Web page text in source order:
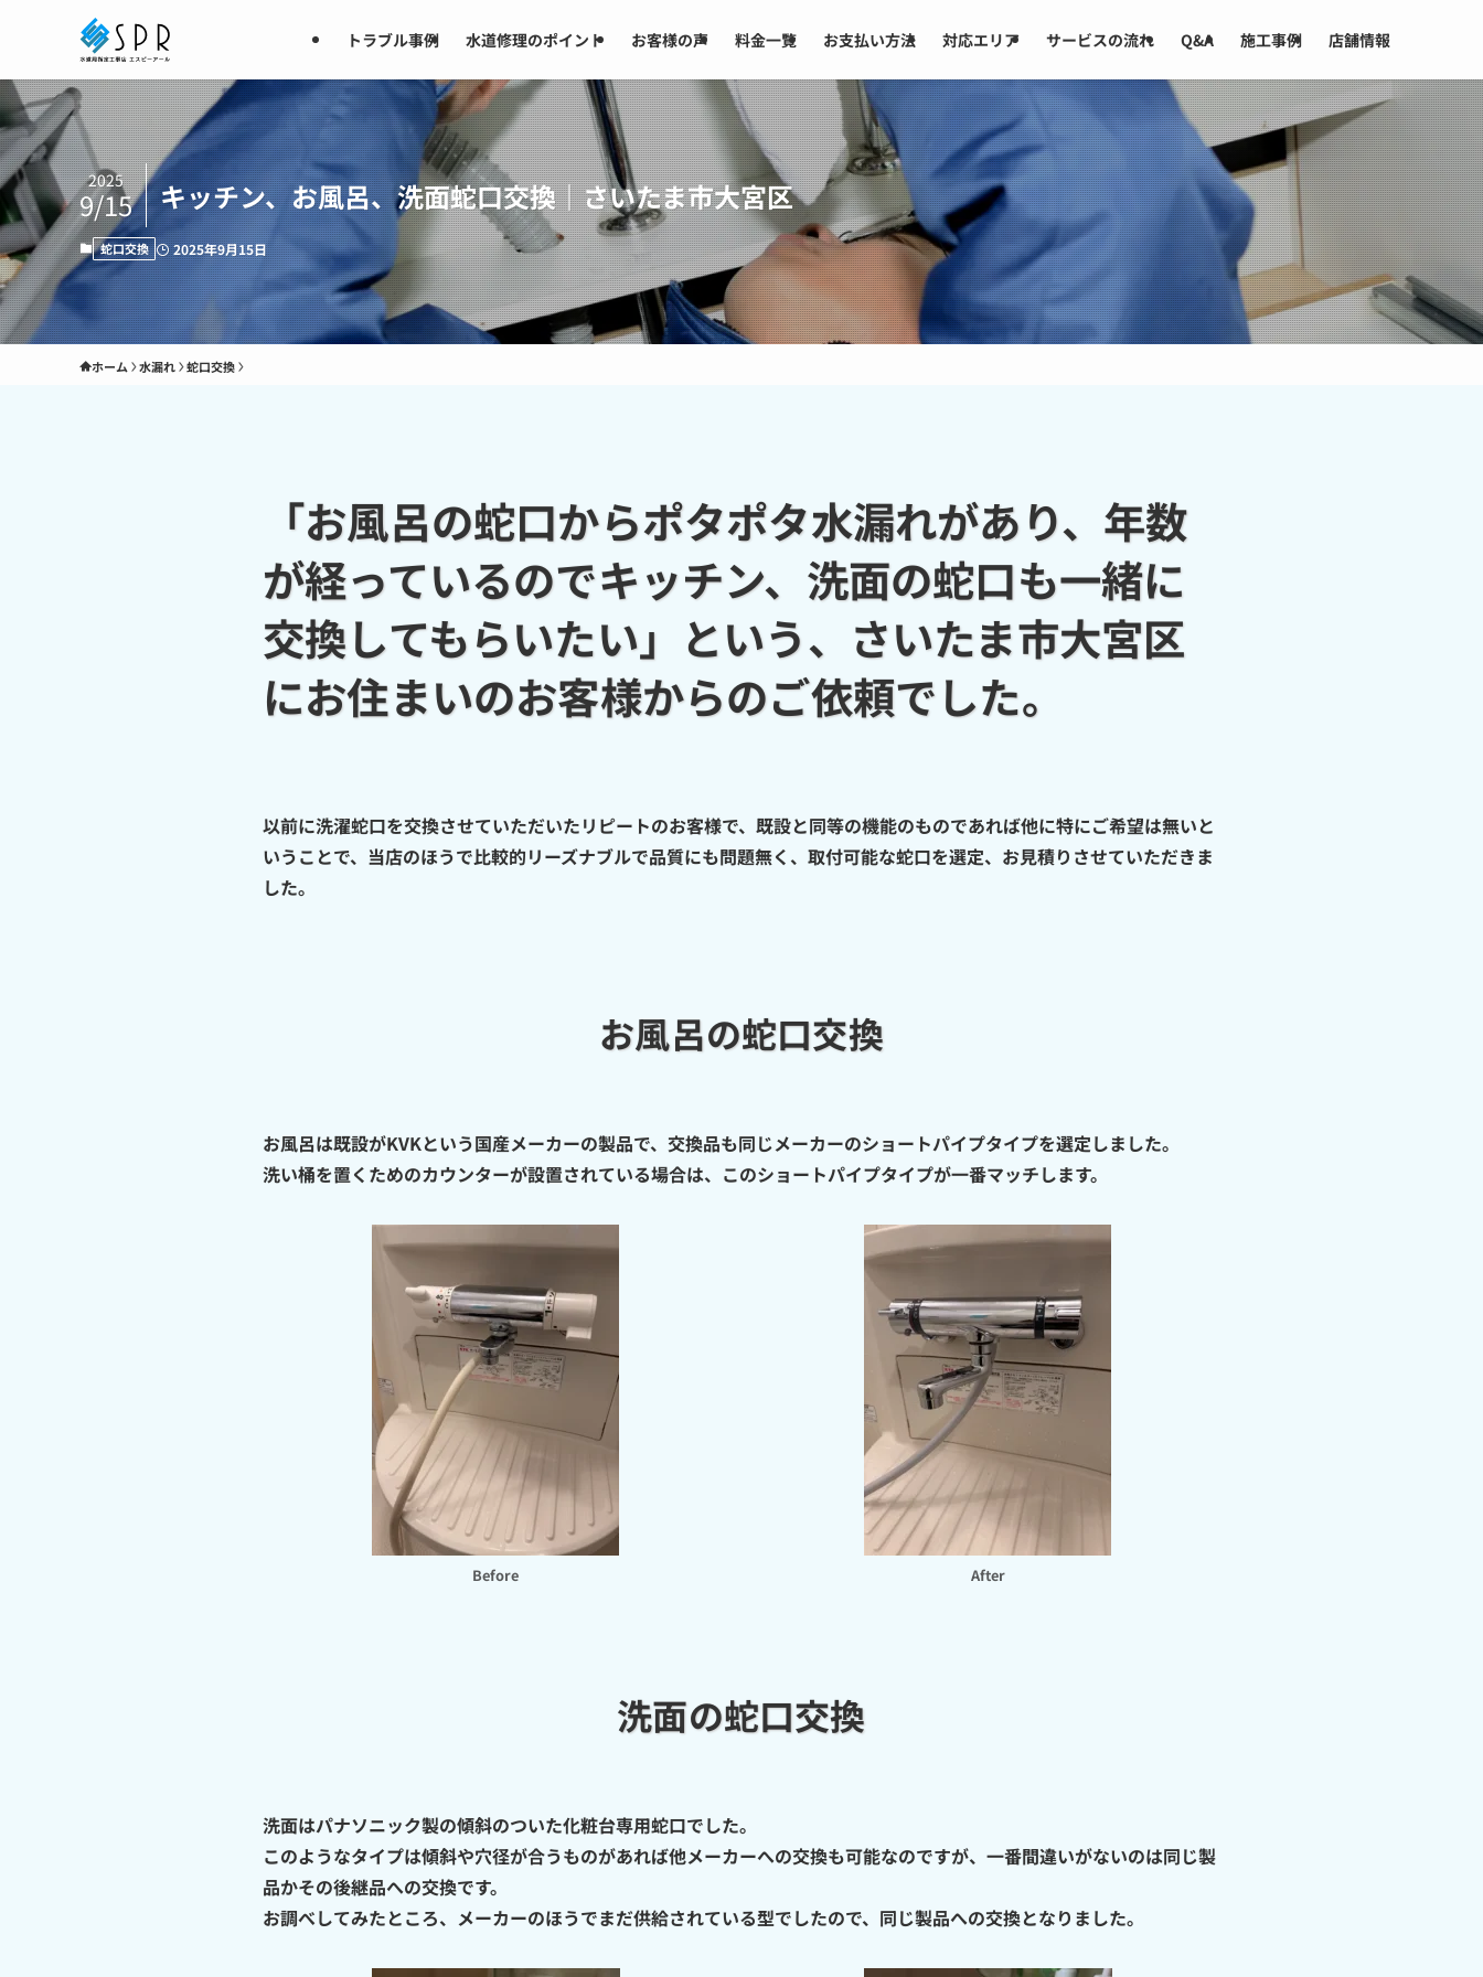
トラブル事例 水道修理のポイント お客様の声 料金一覧 お支払い方法 対応エリア サービスの流れ Q&A 施工事例 店舗情報
キッチン、お風呂、洗面蛇口交換｜さいたま市大宮区
2025
9/15
蛇口交換 2025年9月15日
ホーム 水漏れ 蛇口交換
「お風呂の蛇口からポタポタ水漏れがあり、年数
が経っているのでキッチン、洗面の蛇口も一緒に
交換してもらいたい」という、さいたま市大宮区
にお住まいのお客様からのご依頼でした。
以前に洗濯蛇口を交換させていただいたリピートのお客様で、既設と同等の機能のものであれば他に特にご希望は無いと
いうことで、当店のほうで比較的リーズナブルで品質にも問題無く、取付可能な蛇口を選定、お見積りさせていただきま
した。
お風呂の蛇口交換
お風呂は既設がKVKという国産メーカーの製品で、交換品も同じメーカーのショートパイプタイプを選定しました。
洗い桶を置くためのカウンターが設置されている場合は、このショートパイプタイプが一番マッチします。
Before After
洗面の蛇口交換
洗面はパナソニック製の傾斜のついた化粧台専用蛇口でした。
このようなタイプは傾斜や穴径が合うものがあれば他メーカーへの交換も可能なのですが、一番間違いがないのは同じ製
品かその後継品への交換です。
お調べしてみたところ、メーカーのほうでまだ供給されている型でしたので、同じ製品への交換となりました。